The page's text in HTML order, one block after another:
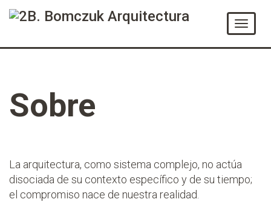
Menú
Sobre
La arquitectura, como sistema complejo, no actúa
disociada de su contexto específico y de su tiempo;
el compromiso nace de nuestra realidad.